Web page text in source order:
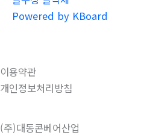
Powered by KBoard
이용약관
개인정보처리방침
(주)대동콘베어산업